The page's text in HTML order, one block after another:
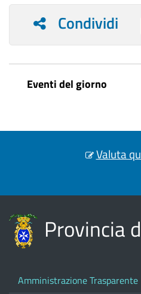
Condividi
Eventi del giorno
Valuta
Provincia
Amministrazione Trasparente